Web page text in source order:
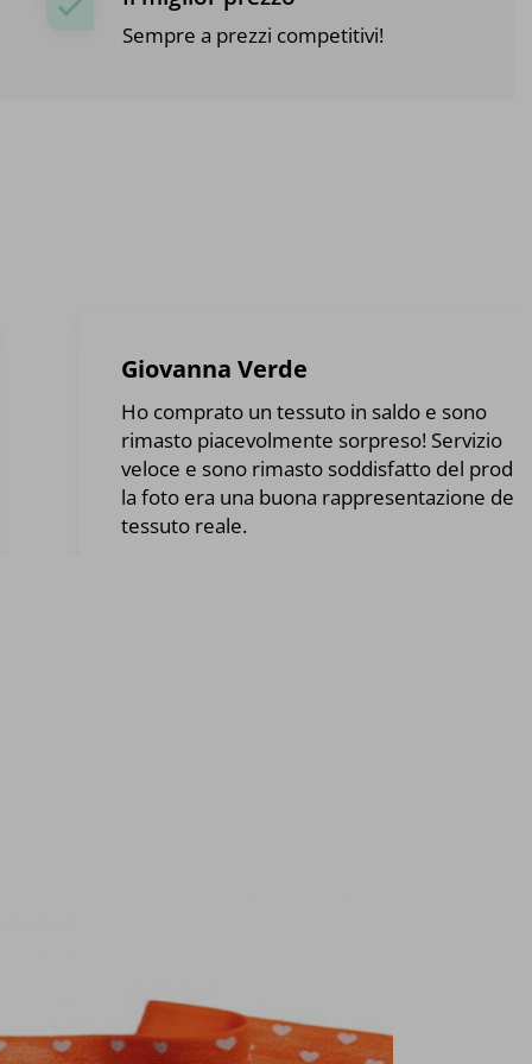
Sempre a prezzi competitivi!
Giovanna Verde
Ho comprato un tessuto in saldo e sono
rimasto piacevolmente sorpreso! Servizio
veloce e sono rimasto soddisfatto del
la foto era una buona rappresentazione del
tessuto reale.